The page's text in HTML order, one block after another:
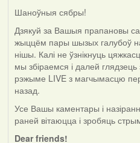
Шаноўныя сябры!
Дзякуй за Вашыя прапановы
жыццём пары шызых галубоў
нішы. Калі не ўзнікнуць
мы збіраемся і далей
рэжыме LIVE з магчымасцю
назад.
Усе Вашы каментары і
раней вітаюцца і зробяць
Dear friends!